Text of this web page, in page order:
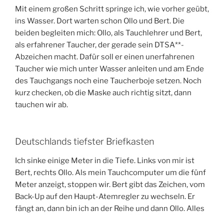
Mit einem großen Schritt springe ich, wie vorher geübt,
ins Wasser. Dort warten schon Ollo und Bert. Die
beiden begleiten mich: Ollo, als Tauchlehrer und Bert,
als erfahrener Taucher, der gerade sein DTSA**-
Abzeichen macht. Dafür soll er einen unerfahrenen
Taucher wie mich unter Wasser anleiten und am Ende
des Tauchgangs noch eine Taucherboje setzen. Noch
kurz checken, ob die Maske auch richtig sitzt, dann
tauchen wir ab.
Deutschlands tiefster Briefkasten
Ich sinke einige Meter in die Tiefe. Links von mir ist
Bert, rechts Ollo. Als mein Tauchcomputer um die fünf
Meter anzeigt, stoppen wir. Bert gibt das Zeichen, vom
Back-Up auf den Haupt-Atemregler zu wechseln. Er
fängt an, dann bin ich an der Reihe und dann Ollo. Alles